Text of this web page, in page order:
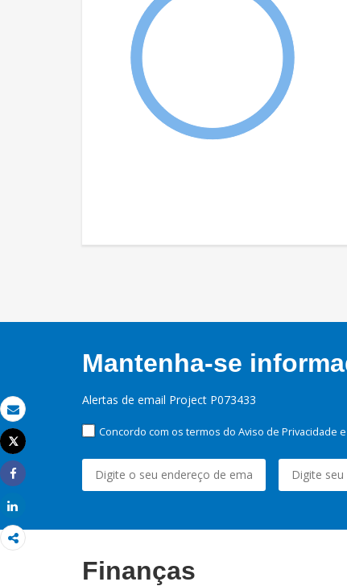
Email
Imprimir
Tweet
Share
Mantenha-se
Alertas de email Project P073433
Concordo com os termos do Aviso de
Finanças